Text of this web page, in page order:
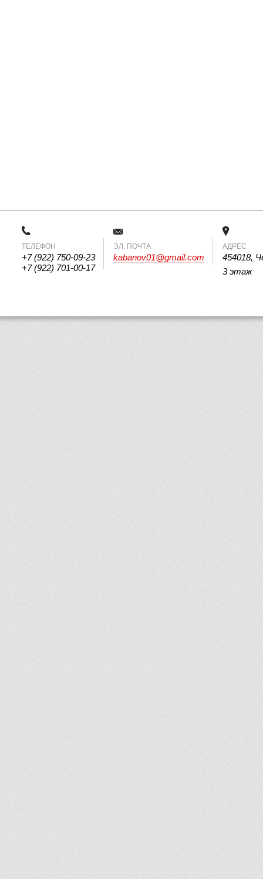
ТЕЛЕФОН
+7 (922) 750-09-23
+7 (922) 701-00-17
ЭЛ. ПОЧТА
kabanov01@gmail.com
АДРЕС
454018,
3 этаж